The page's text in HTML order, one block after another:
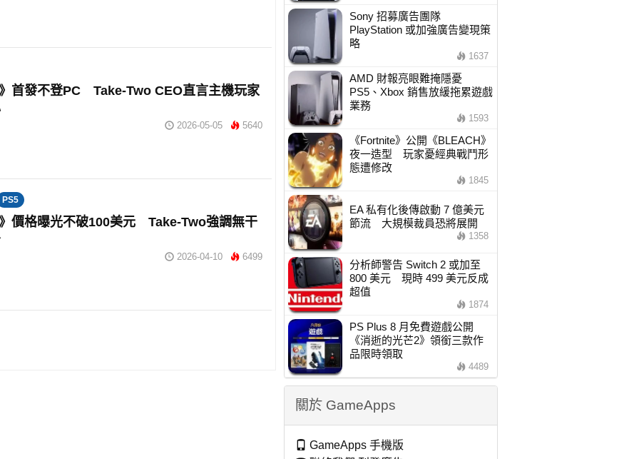
首發不登PC Take-Two CEO直言主機玩家
2026-05-05 5640
PS5
價格曝光不破100美元 Take-Two強調無干
2026-04-10 6499
Sony 招募廣告團隊
PlayStation 或加強廣告變現策
略
1637
AMD 財報亮眼難掩隱憂
PS5、Xbox 銷售放緩拖累遊戲
業務
1593
《Fortnite》公開《BLEACH》
夜一造型 玩家憂經典戰鬥形
態遭修改
1845
EA 私有化後傳啟動 7 億美元
節流 大規模裁員恐將展開
1358
分析師警告 Switch 2 或加至
800 美元 現時 499 美元反成
超值
1874
PS Plus 8 月免費遊戲公開
《消逝的光芒2》領銜三款作
品限時領取
4489
關於 GameApps
GameApps 手機版